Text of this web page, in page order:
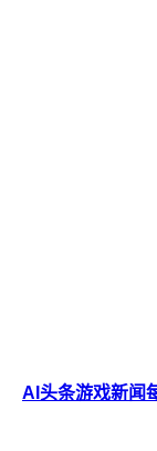
AI头条游戏新闻